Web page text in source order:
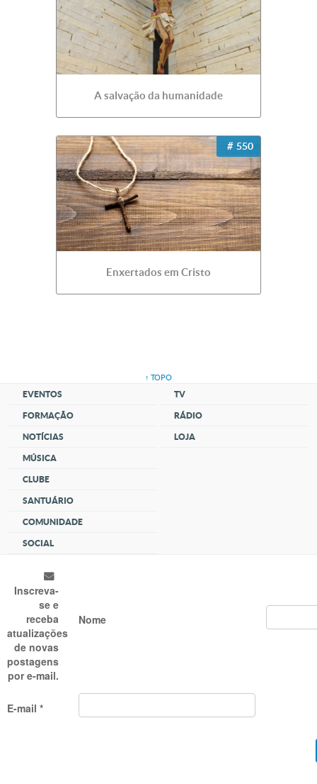
A salvação da humanidade
550
Enxertados em Cristo
↑ TOPO
EVENTOS
FORMAÇÃO
NOTÍCIAS
MÚSICA
CLUBE
SANTUÁRIO
COMUNIDADE
SOCIAL
TV
RÁDIO
LOJA
Inscreva-
se e
receba
atualizações
de novas
postagens
por e-mail.
Nome
E-mail *